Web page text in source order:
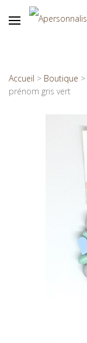
Accueil > Boutique >
prénom gris vert